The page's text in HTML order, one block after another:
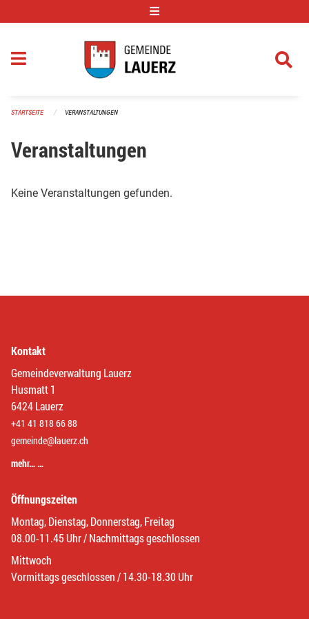
STARTSEITE VERANSTALTUNGEN
Veranstaltungen
Keine Veranstaltungen gefunden.
Kontakt
Gemeindeverwaltung Lauerz
Husmatt 1
6424 Lauerz
+41 41 818 66 88
gemeinde@lauerz.ch
mehr… …
Öffnungszeiten
Montag, Dienstag, Donnerstag, Freitag
08.00-11.45 Uhr / Nachmittags geschlossen
Mittwoch
Vormittags geschlossen / 14.30-18.30 Uhr